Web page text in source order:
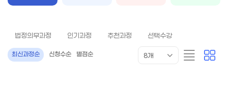
법정의무과정 인기과정 추천과정 선택수강
최신과정순 신청수순 별점순 8개
리
스
카
드